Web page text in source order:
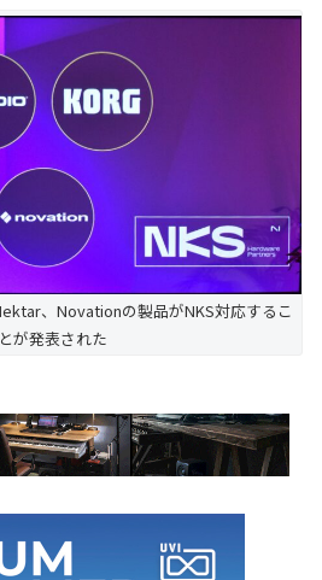
、Novationの製品がNKS対応するこ
とが発表された